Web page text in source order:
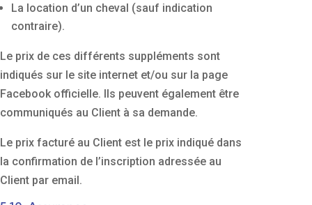
La location d’un cheval (sauf indication
contraire).
Le prix de ces différents suppléments sont
indiqués sur le site internet et/ou sur la page
Facebook officielle. Ils peuvent également être
communiqués au Client à sa demande.
Le prix facturé au Client est le prix indiqué dans
la confirmation de l’inscription adressée au
Client par email.